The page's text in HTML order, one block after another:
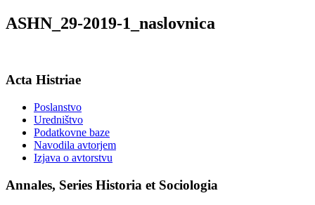
ASHN_29-2019-1_naslovnica
Acta Histriae
Poslanstvo
Uredništvo
Podatkovne baze
Navodila avtorjem
Izjava o avtorstvu
Annales, Series Historia et Sociologia